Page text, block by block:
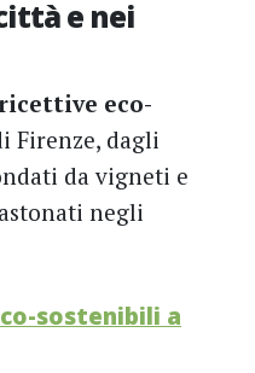
e nei
eco-
Firenze, dagli
da vigneti e
negli
sostenibili a